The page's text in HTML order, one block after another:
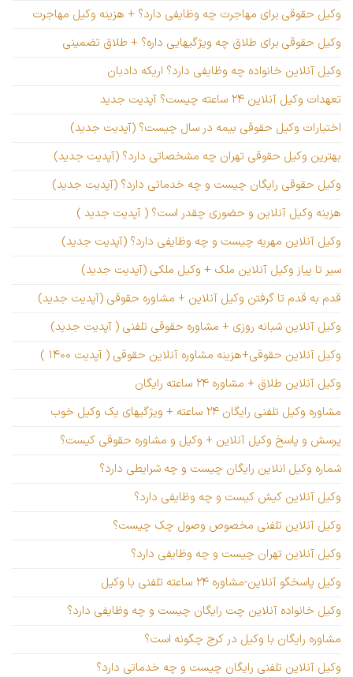
وکیل حقوقی برای مهاجرت چه وظایفی دارد؟ + هزینه وکیل مهاجرت
وکیل حقوقی برای طلاق چه ویژگیهایی داره؟ + طلاق تضمینی
وکیل آنلاین خانواده چه وظایفی دارد؟ اریکه دادبان
تعهدات وکیل آنلاین ۲۴ ساعته چیست؟ آپدیت جدید
اختیارات وکیل حقوقی بیمه در سال چیست؟ (آپدیت جدید)
بهترین وکیل حقوقی تهران چه مشخصاتی دارد؟ (آپدیت جدید)
وکیل حقوقی رایگان چیست و چه خدماتی دارد؟ (آپدیت جدید)
هزینه وکیل آنلاین و حضوری چقدر است؟ ( آپدیت جدید )
وکیل آنلاین مهریه چیست و چه وظایفی دارد؟ (آپدیت جدید)
سیر تا پیاز وکیل آنلاین ملک + وکیل ملکی (آپدیت جدید)
قدم به قدم تا گرفتن وکیل آنلاین + مشاوره حقوقی (آپدیت جدید)
وکیل آنلاین شبانه روزی + مشاوره حقوقی تلفنی ( آپدیت جدید)
وکیل آنلاین حقوقی+هزینه مشاوره آنلاین حقوقی ( آپدیت ۱۴۰۰ )
وکیل آنلاین طلاق + مشاوره ۲۴ ساعته رایگان
مشاوره وکیل تلفنی رایگان ۲۴ ساعته + ویژگیهای یک وکیل خوب
پرسش و پاسخ وکیل آنلاین + وکیل و مشاوره حقوقی کیست؟
شماره وکیل انلاین رایگان چیست و چه شرایطی دارد؟
وکیل آنلاین کیش کیست و چه وظایفی دارد؟
وکیل آنلاین تلفنی مخصوص وصول چک چیست؟
وکیل آنلاین تهران چیست و چه وظایفی دارد؟
وکیل پاسخگو آنلاین-مشاوره ۲۴ ساعته تلفنی با وکیل
وکیل خانواده آنلاین چت رایگان چیست و چه وظایفی دارد؟
مشاوره رایگان با وکیل در کرج چگونه است؟
وکیل آنلاین تلفنی رایگان چیست و چه خدماتی دارد؟